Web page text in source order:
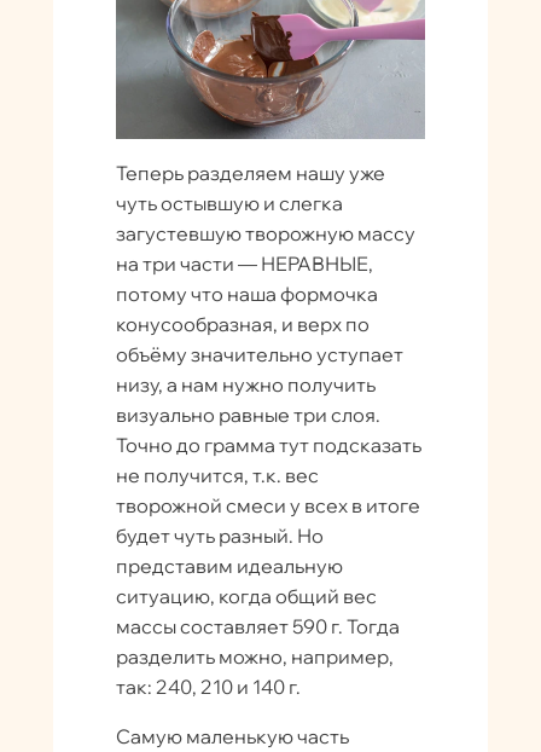
Теперь разделяем нашу уже
чуть остывшую и слегка
загустевшую творожную массу
на три части — НЕРАВНЫЕ,
потому что наша формочка
конусообразная, и верх по
объёму значительно уступает
низу, а нам нужно получить
визуально равные три слоя.
Точно до грамма тут подсказать
не получится, т.к. вес
творожной смеси у всех в итоге
будет чуть разный. Но
представим идеальную
ситуацию, когда общий вес
массы составляет 590 г. Тогда
разделить можно, например,
так: 240, 210 и 140 г.
Самую маленькую часть